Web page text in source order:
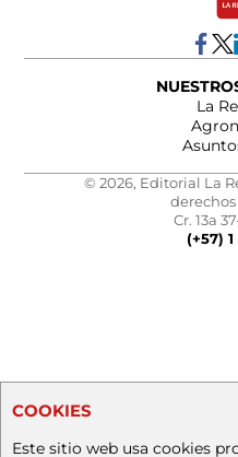
La
© 2026, Editorial La
derechos
Cr. 13a
(+57)
COOKIES
Este sitio web usa cookies